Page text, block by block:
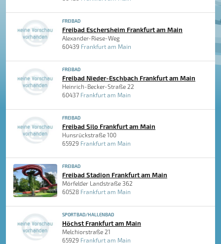
FREIBAD
Freibad Eschersheim Frankfurt am Main
Alexander-Riese-Weg
60439 Frankfurt am Main
FREIBAD
Freibad Nieder-Eschbach Frankfurt am Main
Heinrich-Becker-Straße 22
60437 Frankfurt am Main
FREIBAD
Freibad Silo Frankfurt am Main
Hunsrückstraße 100
65929 Frankfurt am Main
FREIBAD
Freibad Stadion Frankfurt am Main
Mörfelder Landstraße 362
60528 Frankfurt am Main
SPORTBAD/HALLENBAD
Höchst Frankfurt am Main
Melchiorstraße 21
65929 Frankfurt am Main